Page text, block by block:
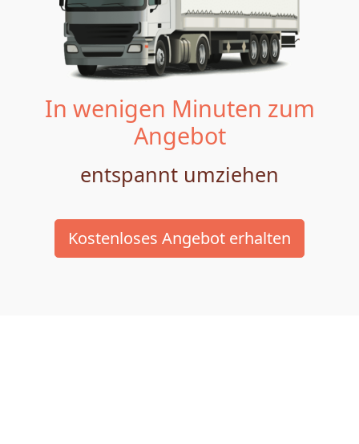
In wenigen Minuten zum
Angebot
entspannt umziehen
Kostenloses Angebot erhalten